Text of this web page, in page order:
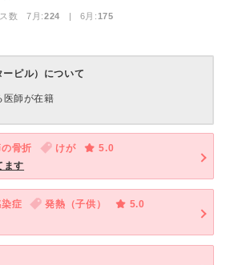
数 7月:224 | 6月:175
ピル）について
医師が在籍
骨折 けが
5.0
ます
症 発熱（子供）
5.0